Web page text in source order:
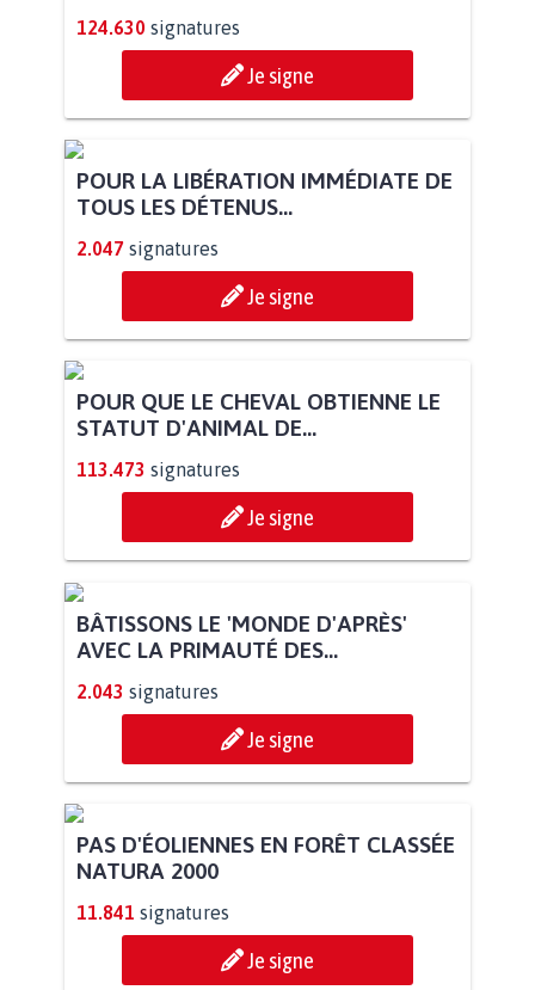
124.630 signatures
Je signe
POUR LA LIBÉRATION IMMÉDIATE DE
TOUS LES DÉTENUS...
2.047 signatures
Je signe
POUR QUE LE CHEVAL OBTIENNE LE
STATUT D'ANIMAL DE...
113.473 signatures
Je signe
BÂTISSONS LE 'MONDE D'APRÈS'
AVEC LA PRIMAUTÉ DES...
2.043 signatures
Je signe
PAS D'ÉOLIENNES EN FORÊT CLASSÉE
NATURA 2000
11.841 signatures
Je signe